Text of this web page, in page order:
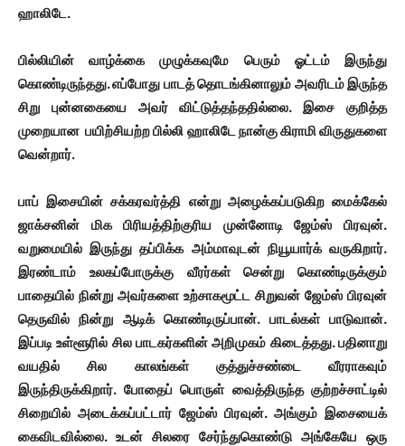
ஹாலிடே.
பில்லியின் வாழ்க்கை முழுக்கவுமே பெரும் ஓட்டம் இருந்து
கொண்டிருந்தது. எப்போது பாடத் தொடங்கினாலும் அவரிடம் இருந்த
சிறு புன்னகையை அவர் விட்டுத்தந்ததில்லை. இசை குறித்த
முறையான பயிற்சியற்ற பில்லி ஹாலிடே நான்கு கிராமி விருதுகளை
வென்றார்.
பாப் இசையின் சக்கரவர்த்தி என்று அழைக்கப்படுகிற மைக்கேல்
ஜாக்சனின் மிக பிரியத்திற்குரிய முன்னோடி ஜேம்ஸ் பிரவுன்.
வறுமையில் இருந்து தப்பிக்க அம்மாவுடன் நியூயார்க் வருகிறார்.
இரண்டாம் உலகப்போருக்கு வீரர்கள் சென்று கொண்டிருக்கும்
பாதையில் நின்று அவர்களை உற்சாகமூட்ட சிறுவன் ஜேம்ஸ் பிரவுன்
தெருவில் நின்று ஆடிக் கொண்டிருப்பான். பாடல்கள் பாடுவான்.
இப்படி உள்ளூரில் சில பாடகர்களின் அறிமுகம் கிடைத்தது. பதினாறு
வயதில் சில காலங்கள் குத்துச்சண்டை வீரராகவும்
இருந்திருக்கிறார். போதைப் பொருள் வைத்திருந்த குற்றச்சாட்டில்
சிறையில் அடைக்கப்பட்டார் ஜேம்ஸ் பிரவுன். அங்கும் இசையைக்
கைவிடவில்லை. உடன் சிலரை சேர்ந்துகொண்டு அங்கேயே ஒரு